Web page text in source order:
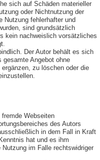
sich auf Schäden materieller
oder Nichtnutzung der
Nutzung fehlerhafter und
sind grundsätzlich
kein nachweislich vorsätzliches
Der Autor behält es sich
gesamte Angebot ohne
zu löschen oder die
fremde Webseiten
des Autors
in dem Fall in Kraft
hat und es ihm
im Falle rechtswidriger